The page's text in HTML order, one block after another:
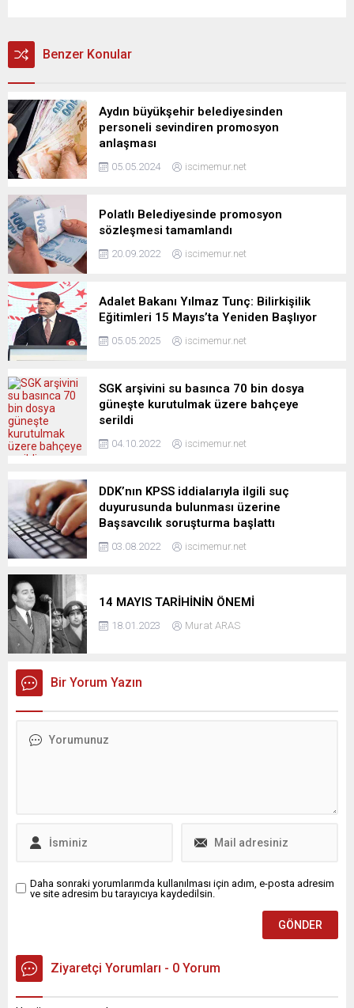
Benzer Konular
Aydın büyükşehir belediyesinden
personeli sevindiren promosyon
anlaşması
05.05.2024 iscimemur.net
Polatlı Belediyesinde promosyon
sözleşmesi tamamlandı
20.09.2022 iscimemur.net
Adalet Bakanı Yılmaz Tunç: Bilirkişilik
Eğitimleri 15 Mayıs’ta Yeniden Başlıyor
05.05.2025 iscimemur.net
SGK arşivini su basınca 70 bin dosya
güneşte kurutulmak üzere bahçeye
serildi
04.10.2022 iscimemur.net
DDK’nın KPSS iddialarıyla ilgili suç
duyurusunda bulunması üzerine
Başsavcılık soruşturma başlattı
03.08.2022 iscimemur.net
14 MAYIS TARİHİNİN ÖNEMİ
18.01.2023 Murat ARAS
Bir Yorum Yazın
Daha sonraki yorumlarımda kullanılması için adım, e-posta adresim
ve site adresim bu tarayıcıya kaydedilsin.
Ziyaretçi Yorumları - 0 Yorum